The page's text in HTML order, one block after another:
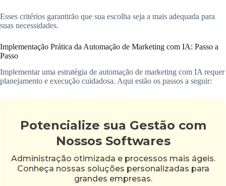
Esses critérios garantirão que sua escolha seja a mais adequada para
suas necessidades.
Implementação Prática da Automação de Marketing com IA: Passo a
Passo
Implementar uma estratégia de automação de marketing com IA requer
planejamento e execução cuidadosa. Aqui estão os passos a seguir:
Potencialize sua Gestão com
Nossos Softwares
Administração otimizada e processos mais ágeis.
Conheça nossas soluções personalizadas para
grandes empresas.